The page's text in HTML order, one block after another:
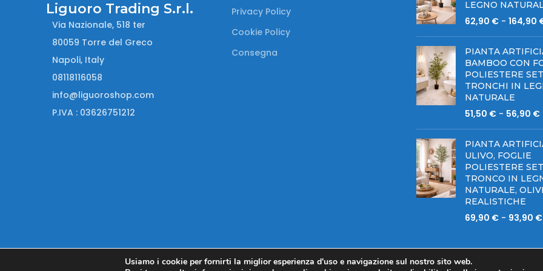
Liguoro Trading S.r.l.
Via Nazionale, 518 ter
80059 Torre del Greco
Napoli, Italy
08118116058
info@liguoroshop.com
P.IVA : 03626751212
Privacy Policy
Cookie Policy
Consegna
LEGNO
62,90 € - 164,90
PIANTA
BAMBOO CON
POLIESTERE
TRONCHI IN
NATURALE
51,50 € - 56,90 €
PIANTA
ULIVO, FOGLIE
POLIESTERE
TRONCO IN
NATURALE,
REALISTICHE
69,90 € - 93,90 €
2022
Usiamo i cookie per fornirti la miglior esperienza d'uso e navigazione sul nostro sito web.